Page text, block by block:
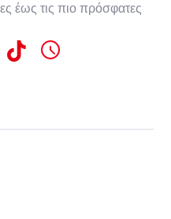
έως τις πιο πρόσφατες